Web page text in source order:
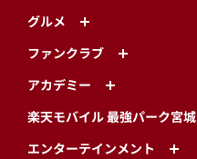
グルメ
ファンクラブ
アカデミー
楽天モバイル 最強パーク宮城
エンターテインメント